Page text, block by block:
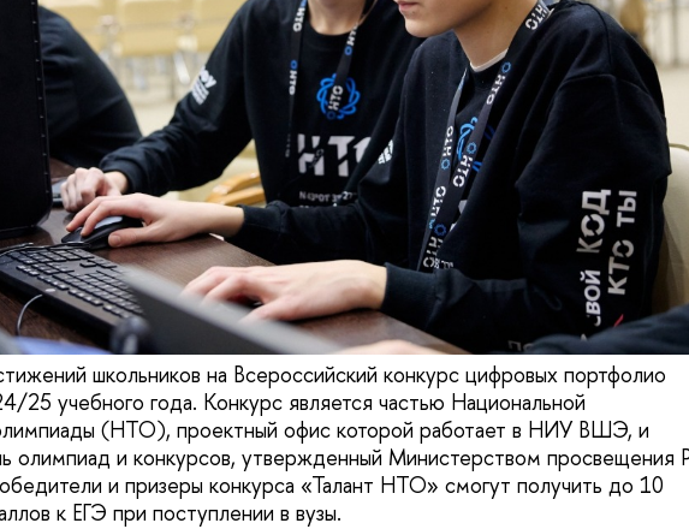
школьников на Всероссийский конкурс цифровых портфолио
25 учебного года. Конкурс является частью Национальной
(НТО), проектный офис которой работает в НИУ ВШЭ, и
олимпиад и конкурсов, утвержденный Министерством просвещения
и призеры конкурса «Талант НТО» смогут получить до 10
к ЕГЭ при поступлении в вузы.